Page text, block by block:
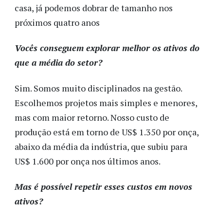
casa, já podemos dobrar de tamanho nos
próximos quatro anos
Vocês conseguem explorar melhor os ativos do
que a média do setor?
Sim. Somos muito disciplinados na gestão.
Escolhemos projetos mais simples e menores,
mas com maior retorno. Nosso custo de
produção está em torno de US$ 1.350 por onça,
abaixo da média da indústria, que subiu para
US$ 1.600 por onça nos últimos anos.
Mas é possível repetir esses custos em novos
ativos?